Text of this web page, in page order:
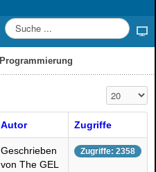
Programmierung
Anzeige #
Autor Zugriffe
Geschrieben
von The GEL
Zugriffe: 2358